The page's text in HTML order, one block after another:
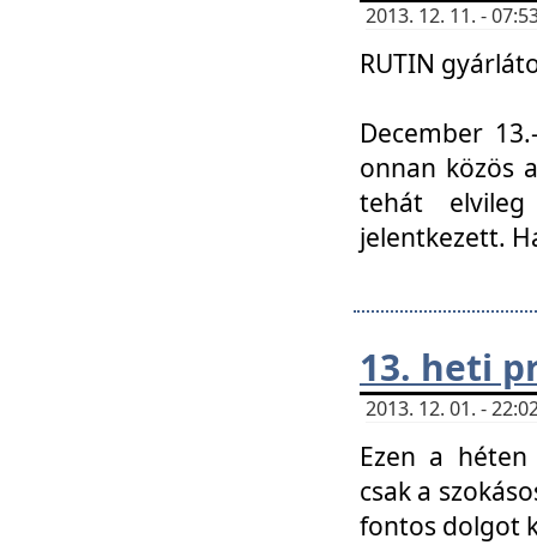
2013. 12. 11. -
RUTIN
December
onnan közös
tehát
jelentkezett.
13. heti
2013. 12. 01. -
Ezen a
csak a
fontos dolgot